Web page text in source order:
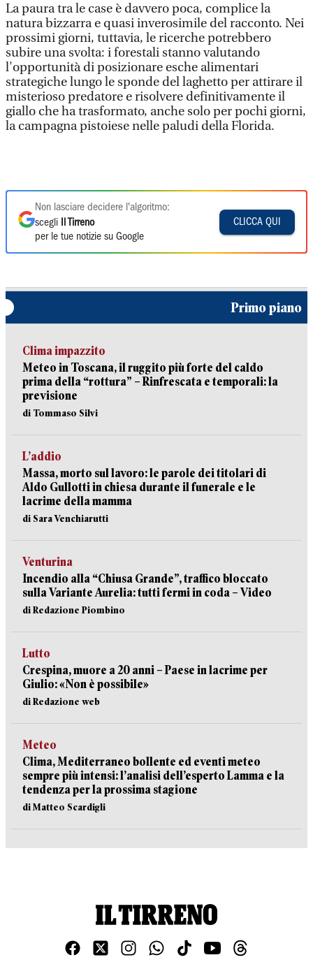
La paura tra le case è davvero poca, complice la
natura bizzarra e quasi inverosimile del racconto. Nei
prossimi giorni, tuttavia, le ricerche potrebbero
subire una svolta: i forestali stanno valutando
l'opportunità di posizionare esche alimentari
strategiche lungo le sponde del laghetto per attirare il
misterioso predatore e risolvere definitivamente il
giallo che ha trasformato, anche solo per pochi giorni,
la campagna pistoiese nelle paludi della Florida.
Non lasciare decidere l'algoritmo:
scegli
Il Tirreno
per le tue notizie su Google
CLICCA QUI
Primo piano
Clima impazzito
Meteo in Toscana, il ruggito più forte del caldo
prima della “rottura” – Rinfrescata e temporali: la
previsione
di Tommaso Silvi
L’addio
Massa, morto sul lavoro: le parole dei titolari di
Aldo Gullotti in chiesa durante il funerale e le
lacrime della mamma
di Sara Venchiarutti
Venturina
Incendio alla “Chiusa Grande”, traffico bloccato
sulla Variante Aurelia: tutti fermi in coda – Video
di Redazione Piombino
Lutto
Crespina, muore a 20 anni – Paese in lacrime per
Giulio: «Non è possibile»
di Redazione web
Meteo
Clima, Mediterraneo bollente ed eventi meteo
sempre più intensi: l’analisi dell’esperto Lamma e la
tendenza per la prossima stagione
di Matteo Scardigli